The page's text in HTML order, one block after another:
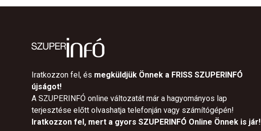
Iratkozzon fel, és megküldjük Önnek a FRISS SZUPERINFÓ
újságot!
A SZUPERINFÓ online változatát már a hagyományos lap
terjesztése előtt olvashatja telefonján vagy számítógépén!
Iratkozzon fel, mert a gyors SZUPERINFÓ Online Önnek is jár!